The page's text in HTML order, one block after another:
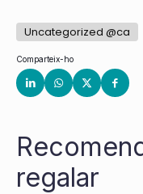
Uncategorized @ca
Comparteix-ho
regalar